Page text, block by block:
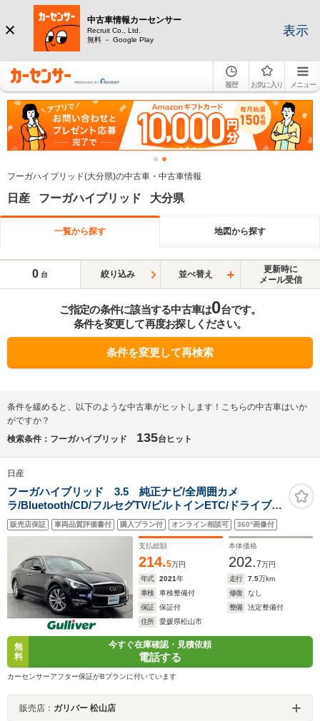
中古車情報カーセンサー
Recruit Co., Ltd.
無料 － Google Play
表示
履歴 お気に入り メニュー
フーガハイブリッド(大分県)の中古車・中古車情報
日産 フーガハイブリッド 大分県
一覧から探す 地図から探す
0 台 絞り込み 並べ替え
更新時に
メール受信
ご指定の条件に該当する中古車は0台です。
条件を変更して再度お探しください。
条件を変更して再検索
条件を緩めると、以下のような中古車がヒットします！こちらの中古車はいか
がですか？
検索条件：フーガハイブリッド
135台ヒット
日産
フーガハイブリッド 3.5 純正ナビ/全周囲カメ
ラ/Bluetooth/CD/フルセグTV/ビルトインETC/ドライブレ
コーダー/アダプティブクルーズコントロール/パワーシー
ト/ハーフレザーシートレーンキープアシスト/禁煙車
販売店保証 車両品質評価書付 購入プラン付 オンライン相談可 360°画像付
支払総額
214.5万円
本体価格
202.7万円
年式
2021年 走行 7.5万km
車検
車検整備付 修復
なし
保証
保証付 整備
法定整備付
住所
愛媛県松山市
無
料
今すぐ在庫確認・見積依頼
電話する
カーセンサーアフター保証がBプランに付いています
販売店： ガリバー 松山店